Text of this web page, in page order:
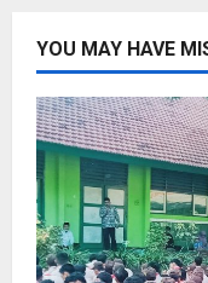
YOU MAY HAVE